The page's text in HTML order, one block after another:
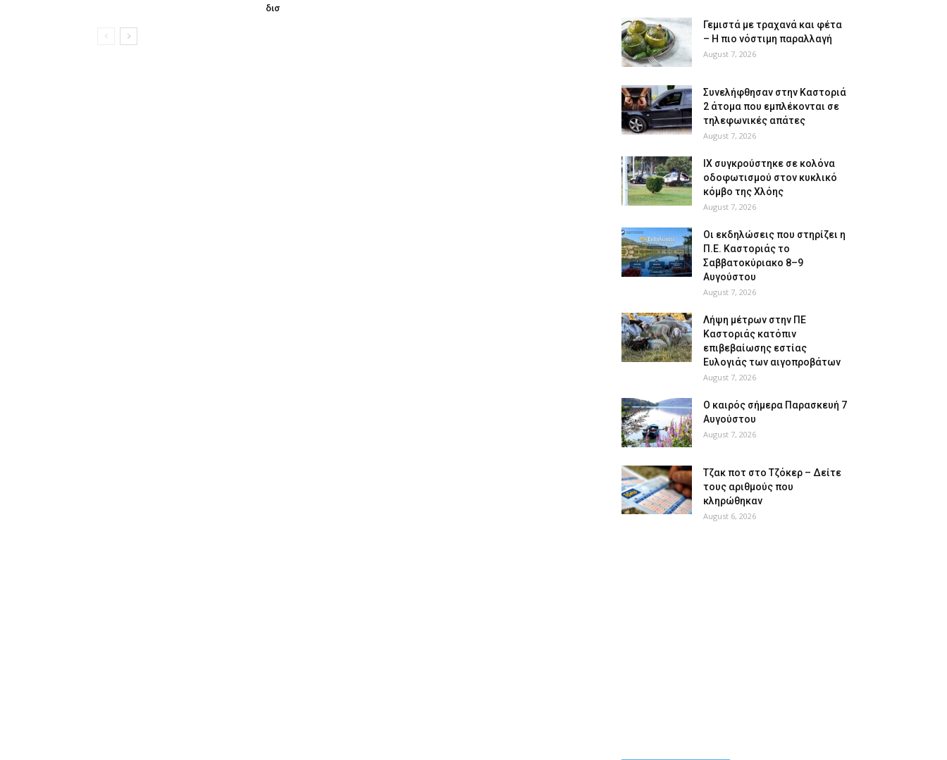
δισ
Γεμιστά με τραχανά και φέτα
– Η πιο νόστιμη παραλλαγή
August 7, 2026
Συνελήφθησαν στην Καστοριά
2 άτομα που εμπλέκονται σε
τηλεφωνικές απάτες
August 7, 2026
ΙΧ συγκρούστηκε σε κολόνα
οδοφωτισμού στον κυκλικό
κόμβο της Χλόης
August 7, 2026
Οι εκδηλώσεις που στηρίζει η
Π.Ε. Καστοριάς το
Σαββατοκύριακο 8–9
Αυγούστου
August 7, 2026
Λήψη μέτρων στην ΠΕ
Καστοριάς κατόπιν
επιβεβαίωσης εστίας
Ευλογιάς των αιγοπροβάτων
August 7, 2026
Ο καιρός σήμερα Παρασκευή 7
Αυγούστου
August 7, 2026
Tζακ ποτ στο Τζόκερ – Δείτε
τους αριθμούς που
κληρώθηκαν
August 6, 2026